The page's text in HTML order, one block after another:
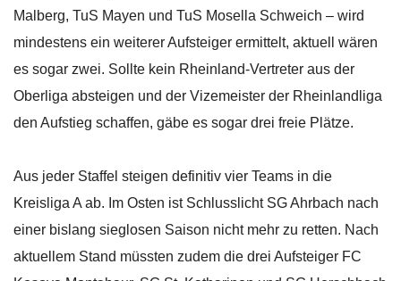
Malberg, TuS Mayen und TuS Mosella Schweich – wird
mindestens ein weiterer Aufsteiger ermittelt, aktuell wären
es sogar zwei. Sollte kein Rheinland-Vertreter aus der
Oberliga absteigen und der Vizemeister der Rheinlandliga
den Aufstieg schaffen, gäbe es sogar drei freie Plätze.
Aus jeder Staffel steigen definitiv vier Teams in die
Kreisliga A ab. Im Osten ist Schlusslicht SG Ahrbach nach
einer bislang sieglosen Saison nicht mehr zu retten. Nach
aktuellem Stand müssten zudem die drei Aufsteiger FC